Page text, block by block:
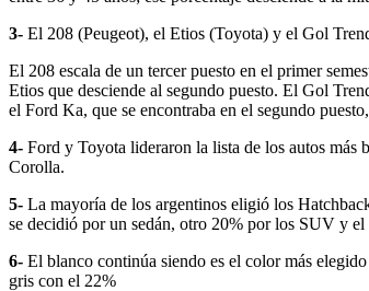
3- El 208 (Peugeot), el Etios (Toyota) y el Gol
El 208 escala de un tercer puesto en el primer
Etios que desciende al segundo puesto. El Gol
el Ford Ka, que se encontraba en el segundo
4- Ford y Toyota lideraron la lista de los autos más
Corolla.
5- La mayoría de los argentinos eligió los
se decidió por un sedán, otro 20% por los SUV y
6- El blanco continúa siendo es el color más
gris con el 22%